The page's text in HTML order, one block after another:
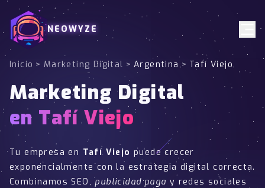
NEOWYZE
Inicio > Marketing Digital > Argentina > Tafí Viejo
Marketing Digital
en Tafí Viejo
Tu empresa en Tafí Viejo puede crecer
exponencialmente con la estrategia digital correcta.
Combinamos SEO,publicidad paga y redes sociales